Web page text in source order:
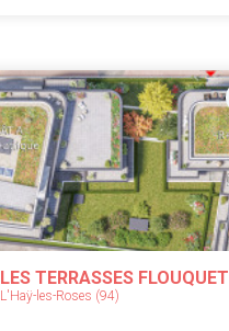
LES TERRASSES FLOUQUET
L'Haÿ-les-Roses (94)